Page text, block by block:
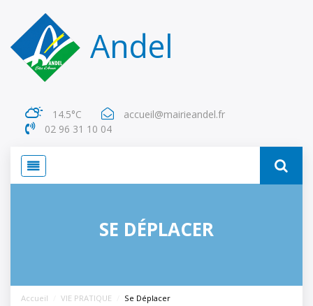
Andel
14.5°C
accueil@mairieandel.fr
02 96 31 10 04
SE DÉPLACER
Accueil VIE PRATIQUE Se Déplacer